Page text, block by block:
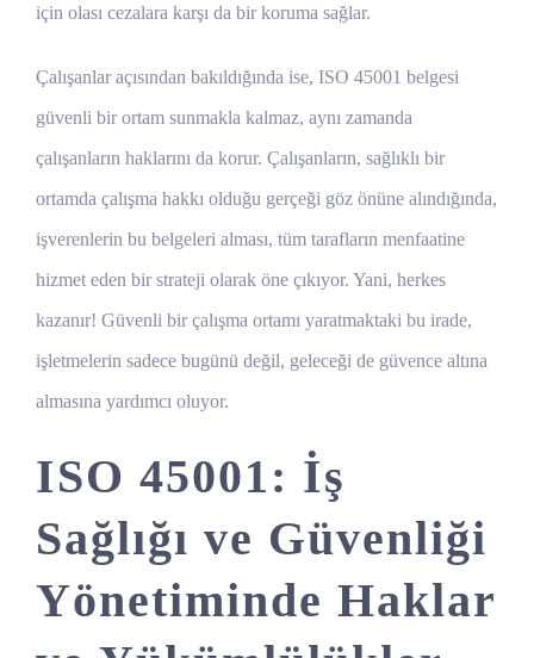
için olası cezalara karşı da bir koruma sağlar.
Çalışanlar açısından bakıldığında ise, ISO 45001 belgesi
güvenli bir ortam sunmakla kalmaz, aynı zamanda
çalışanların haklarını da korur. Çalışanların, sağlıklı bir
ortamda çalışma hakkı olduğu gerçeği göz önüne alındığında,
işverenlerin bu belgeleri alması, tüm tarafların menfaatine
hizmet eden bir strateji olarak öne çıkıyor. Yani, herkes
kazanır! Güvenli bir çalışma ortamı yaratmaktaki bu irade,
işletmelerin sadece bugünü değil, geleceği de güvence altına
almasına yardımcı oluyor.
ISO 45001: İş
Sağlığı ve Güvenliği
Yönetiminde Haklar